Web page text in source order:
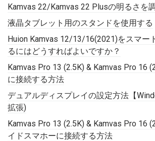
Kamvas 22/Kamvas 22 Plusの明るさを
液晶タブレット用のスタンドを使用する
Huion Kamvas 12/13/16(2021)をスマー
るにはどうすればよいですか？
Kamvas Pro 13 (2.5K) & Kamvas Pro 16
に接続する方法
デュアルディスプレイの設定方法【
拡張)
Kamvas Pro 13 (2.5K) & Kamvas Pro 16
イドスマホーに接続する方法